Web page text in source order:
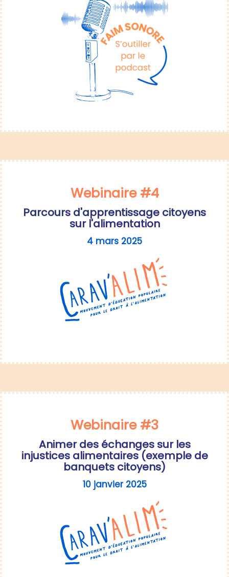
Webinaire #4
Parcours d'apprentissage citoyens
sur l'alimentation
4 mars 2025
Webinaire #3
Animer des échanges sur les
injustices alimentaires (exemple de
banquets citoyens)
10 janvier 2025